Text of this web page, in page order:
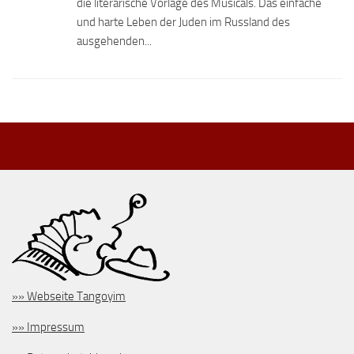
und harte Leben der Juden im Russland des
ausgehenden...
»» Webseite Tangoyim
»» Impressum